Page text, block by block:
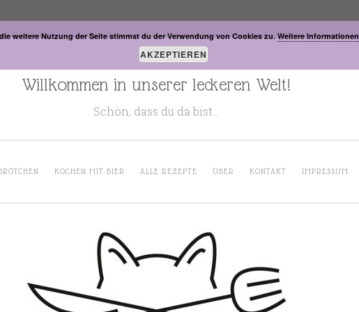
Willkommen in unserer leckeren Welt!
Schön, dass du da bist…
KOCHEN MIT BIER ALLE REZEPTE ÜBER KONTAKT IMPRESSUM
weitere Nutzung der Seite stimmst du der Verwendung von Cookies zu. Weitere Informationen
AKZEPTIEREN